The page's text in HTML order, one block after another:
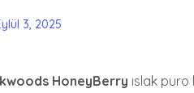
3, 2025
HoneyBerry ıslak